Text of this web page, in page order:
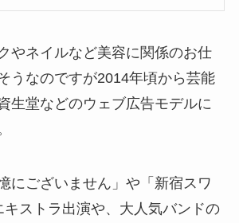
やネイルなど美容に関係のお仕
うなのですが2014年頃から芸能
生堂などのウェブ広告モデルに
にございません」や「新宿スワ
キストラ出演や、大人気バンドの